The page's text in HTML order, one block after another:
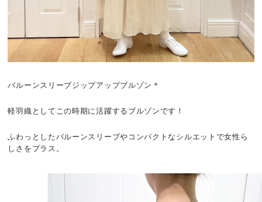
バルーンスリーブジップアップブルゾン＊
軽羽織としてこの時期に活躍するブルゾンです！
ふわっとしたバルーンスリーブやコンパクトなシルエットで女性ら
しさをプラス。